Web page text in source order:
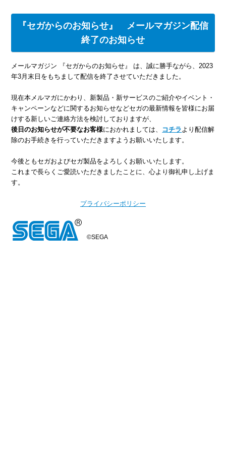
『セガからのお知らせ』 メールマガジン配信
終了のお知らせ
メールマガジン 『セガからのお知らせ』 は、誠に勝手ながら、2023
年3月末日をもちまして配信を終了させていただきました。
現在本メルマガにかわり、新製品・新サービスのご紹介やイベント・
キャンペーンなどに関するお知らせなどセガの最新情報を皆様にお届
けする新しいご連絡方法を検討しておりますが、
後日のお知らせが不要なお客様におかれましては、 コチラより配信解
除のお手続きを行っていただきますようお願いいたします。
今後ともセガおよびセガ製品をよろしくお願いいたします。
これまで長らくご愛読いただきましたことに、心より御礼申し上げま
す。
プライバシーポリシー
©SEGA